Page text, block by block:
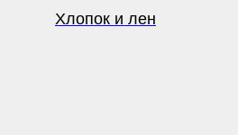
Хлопок и лен